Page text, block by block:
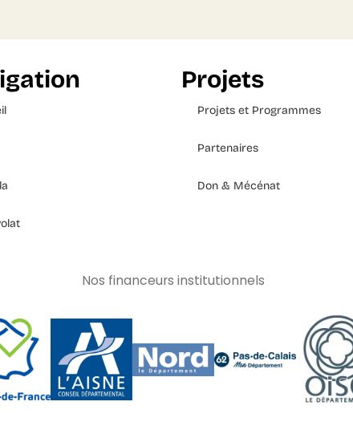
Projets
Projets et Programmes
Partenaires
Don & Mécénat
Nos financeurs institutionnels